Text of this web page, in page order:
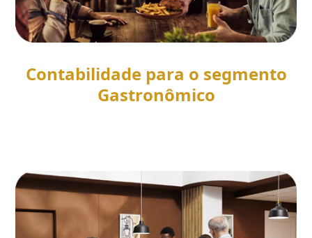
Contabilidade para o segmento
Gastronômico